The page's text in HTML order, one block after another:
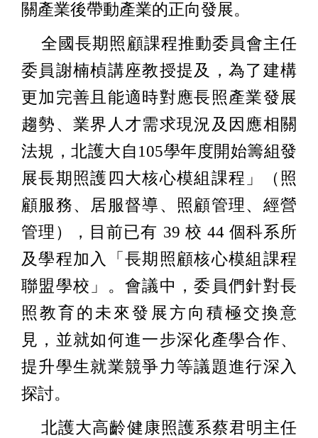
關產業後帶動產業的正向發展。
全國長期照顧課程推動委員會主任
委員謝楠楨講座教授提及，為了建構
更加完善且能適時對應長照產業發展
趨勢、業界人才需求現況及因應相關
法規，北護大自105學年度開始籌組發
展長期照護四大核心模組課程」（照
顧服務、居服督導、照顧管理、經營
管理），目前已有 39 校 44 個科系所
及學程加入「長期照顧核心模組課程
聯盟學校」。會議中，委員們針對長
照教育的未來發展方向積極交換意
見，並就如何進一步深化產學合作、
提升學生就業競爭力等議題進行深入
探討。
北護大高齡健康照護系蔡君明主任